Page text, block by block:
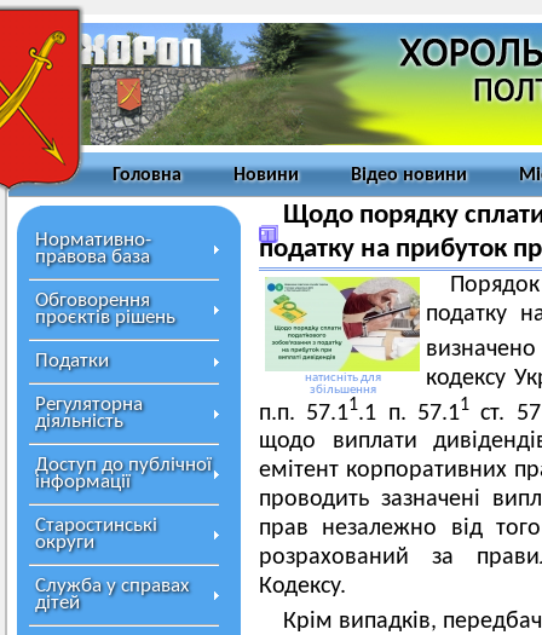
Головна Новини Відео новини
Нормативно-
правова база
Обговорення
проєктів рішень
Податки
Регуляторна
діяльність
Доступ до публічної
інформації
Старостинські
округи
Служба у справах
дітей
Щодо порядку
податку на прибуток
натисніть для
збільшення
податку
кодексу
п.п. 57.11.1 п. 57.11ст. 57
щодо виплати
емітент корпоративних
проводить зазначені
прав незалежно від
розрахований за
Кодексу.
Крім випадків,